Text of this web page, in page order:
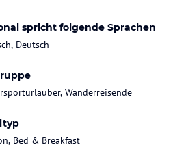
spricht folgende Sprachen
Deutsch
Wanderreisende
Bed & Breakfast